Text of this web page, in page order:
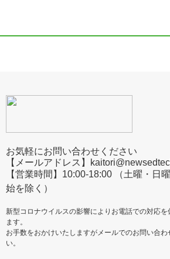
お気軽にお問い合わせください
【メールアドレス】
【営業時間】10:00-18:00 （土曜・日
始を除く）
新型コロナウイルスの影響によりお電話での対応を
ます。
お手数をおかけいたしますがメールでのお問い合わ
い。